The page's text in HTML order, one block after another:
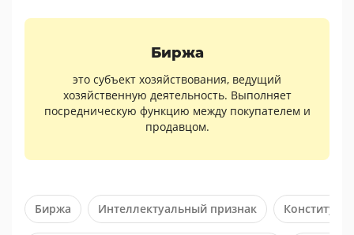
Биржа
это субъект хозяйствования, ведущий
хозяйственную деятельность. Выполняет
посредническую функцию между покупателем и
продавцом.
Биржа Интеллектуальный признак